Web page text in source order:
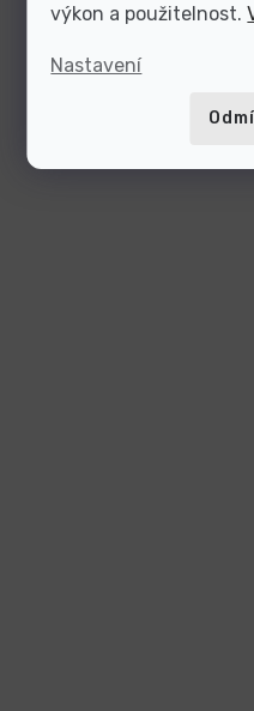
výkon a použitelnost.
Nastavení